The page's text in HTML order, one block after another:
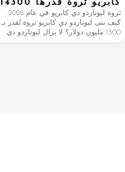
كابريو ثروة قدرها 14300
مليون دولار
ثروة ليوناردو دي كابريو في عام 2026:
كيف بنى ليوناردو دي كابريو ثروة تُقدر بـ
1300 مليون دولار؟ لا يزال ليوناردو دي